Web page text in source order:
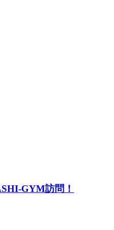
GYM訪問！